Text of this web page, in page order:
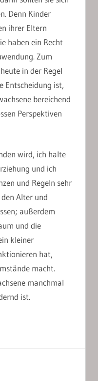
Denn Kinder
ihrer Eltern
haben ein Recht
Zum
in der Regel
Entscheidung ist,
bereichend
Perspektiven
wird, ich halte
und ich
und Regeln sehr
Alter und
außerdem
und die
kleiner
hat,
macht.
manchmal
ist.